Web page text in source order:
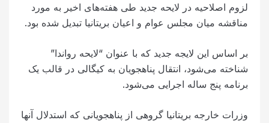
لزوم اصلاحیه در لایحه جدید طی هفته‌های اخیر به مورد
مناقشه میان مجلس عوام و اعیان بریتانیا تبدیل شده بود.
بر اساس این لایجه جدید که با عنوان “لایحه رواندا”
شناخته می‌شود، انتقال پناهجویان به کیگالی در قالب یک
برنامه پنج ساله اجرایی می‌شود.
وزرات خارجه بریتانیا گروهی از پناهجویانی که استدلال آنها